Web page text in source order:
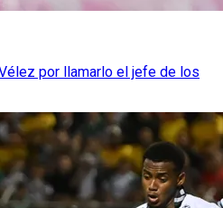
por llamarlo el jefe de los